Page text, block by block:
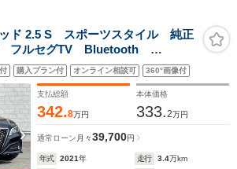
ド 2.5 S スポーツスタイル 純正
フルセグTV Bluetooth
ー 全周囲カメラ パワーシー
従クルコン LEDヘッドライト
購入プラン付 オンライン相談可 360°画像付
支払総額
342.8万円
本体価格
333.2万円
通常ローン 月々39,700円
年式 2021年 走行 3.4万km